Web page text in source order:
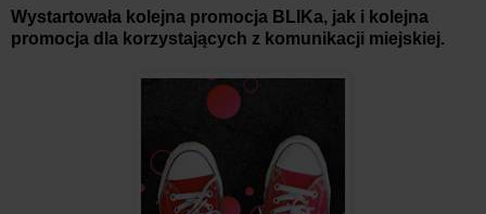
Wystartowała kolejna promocja BLIKa, jak i kolejna
promocja dla korzystających z komunikacji miejskiej.